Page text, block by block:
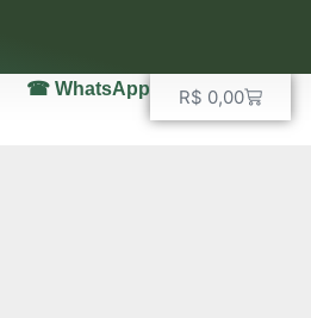
☎ WhatsApp R$ 0,00Carrinho